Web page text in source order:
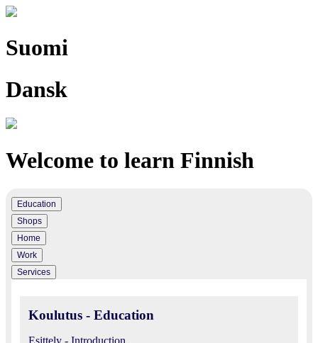
Suomi
Dansk
Welcome to learn Finnish
Education
Shops
Home
Work
Services
Koulutus - Education